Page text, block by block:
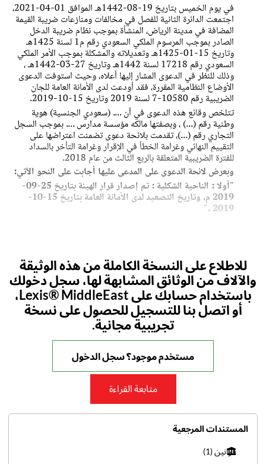
في يوم الخميس بتاريخ 19-08-1442هـ الموافق 01-04-2021،
اجتمعت الدائرة الثانية للفصل في مخالفات ومنازعات ضريبة القيمة
المضافة في مدينة الرياض، المنشأة بموجب نظام ضريبة الدخل
الصادر بموجب المرسوم الملكي السعودي رقم م1 لسنة 1425هـ
وتاريخ 15-01-1425هـ وتعديلاته والمشكلة بموجب
الأمر الملكي
السعودي رقم 17218 لسنة 1442هـ
وتاريخ 27-03-1442هـ ،
وذلك للنظر في الدعوى المشار إليها أعلاه، وحيث استوفت الدعوى
الأوضاع النظامية المقررة، فقد أودعت لدى الأمانة العامة للجان
الضريبية رقم 10580-7 لسنة 2019 وتاريخ 15-10-2019.
تتلخص وقائع هذه الدعوى في أن .... (سعودي الجنسية) هوية
وطنية رقم (...) ، وبصفتها مالكه مؤسسة مدارس .... بموجب السجل
التجاري رقم (...)، تقدمت بلائحة دعوى تضمنت اعتراضها على
التقييم النهائي وغرامة الخطأ في الإقرار وغرامة التأخر بالسداد
للفترة الضريبية المتعلقة بالربع الثالث من عام 2018.
وبعرض لائحة الدعوى على المدعى عليها أجابت على النحو الآتي:
"
أولا : الناحية الشكلية : تم إصدار قرار الهيئة بتاريخ 25-09-
2019 م،
وتاريخ التصعيد لدى الأمانة العامة بتاريخ 15-10-
2019 ، "
للاطلاع على النسخة الكاملة من هذه الوثيقة
والآلاف من الوثائق المشابهة لها، سجل دخولك
باستخدام حسابك على Lexis® MiddleEast،
أو اتصل بنا للتسجيل للحصول على نسخة
تجريبية مجانية.
مستخدم موجود؟ سجل الدخول
متابعة القراءة
المستندات المرجعية
قوانين(1)